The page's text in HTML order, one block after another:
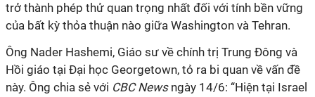
trở thành phép thử quan trọng nhất đối với tính bền vững
của bất kỳ thỏa thuận nào giữa Washington và Tehran.
Ông Nader Hashemi, Giáo sư về chính trị Trung Đông và
Hồi giáo tại Đại học Georgetown, tỏ ra bi quan về vấn đề
này. Ông chia sẻ với CBC Newsngày 14/6: “Hiện tại Israel